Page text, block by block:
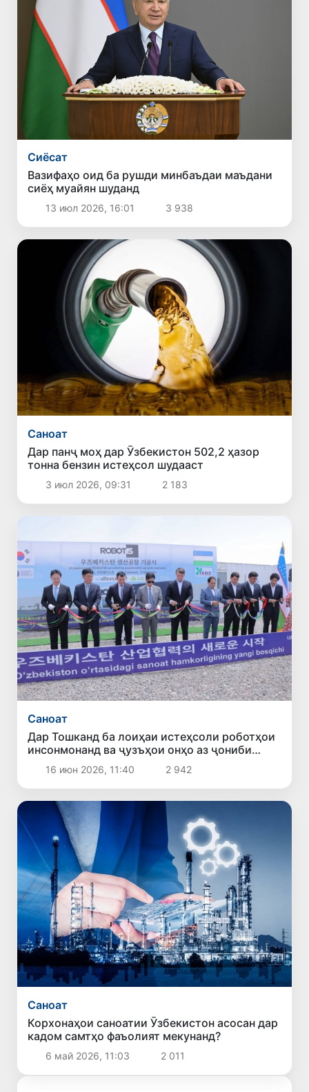
Сиёсат
Вазифаҳо оид ба рушди минбаъдаи маъдани
сиёҳ муайян шуданд
13 июл 2026, 16:01 3 938
Саноат
Дар панҷ моҳ дар Ӯзбекистон 502,2 ҳазор
тонна бензин истеҳсол шудааст
3 июл 2026, 09:31 2 183
Саноат
Дар Тошканд ба лоиҳаи истеҳсоли роботҳои
инсонмонанд ва ҷузъҳои онҳо аз ҷониби
ширкати ROBOTIS оғоз ёфт
16 июн 2026, 11:40 2 942
Саноат
Корхонаҳои саноатии Ӯзбекистон асосан дар
кадом самтҳо фаъолият мекунанд?
6 май 2026, 11:03 2 011